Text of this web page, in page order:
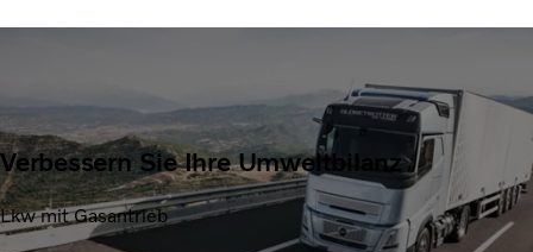
Verbessern Sie Ihre Umweltbilanz
Lkw mit Gasantrieb